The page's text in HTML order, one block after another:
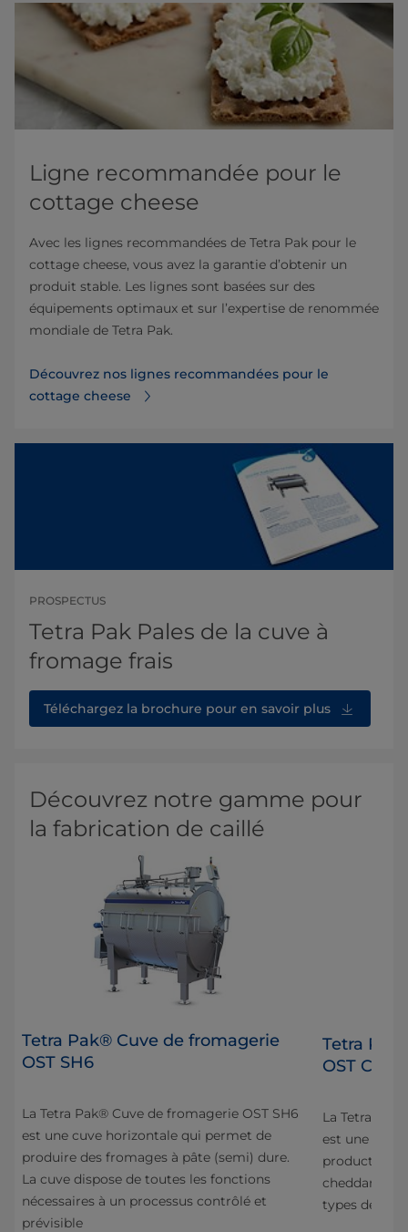
Ligne recommandée pour le
cottage cheese
Avec les lignes recommandées de Tetra Pak pour le
cottage cheese, vous avez la garantie d’obtenir un
produit stable. Les lignes sont basées sur des
équipements optimaux et sur l’expertise de renommée
mondiale de Tetra Pak.
Découvrez nos lignes recommandées pour le
cottage cheese
PROSPECTUS
Tetra Pak Pales de la cuve à
fromage frais
Téléchargez la brochure pour en savoir plus
Découvrez notre gamme pour
la fabrication de caillé
Tetra Pak® Cuve de fromagerie
OST SH6
La Tetra Pak® Cuve de fromagerie OST SH6
est une cuve horizontale qui permet de
produire des fromages à pâte (semi) dure.
La cuve dispose de toutes les fonctions
nécessaires à un processus contrôlé et
prévisible
Tetra
OST CH6
La Tetra
est une
production
cheddar, de
types de